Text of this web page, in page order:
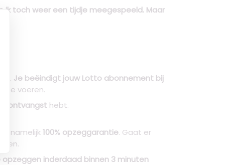
ik toch weer een tijdje meegespeeld. Maar
Je beëindigt jouw Lotto abonnement bij
te voeren.
ontvangst hebt.
namelijk100% opzeggarantie. Gaat er
opzeggen inderdaad binnen 3 minuten